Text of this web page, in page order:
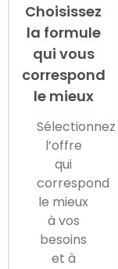
Choisissez
la formule
qui vous
correspond
le mieux
Sélectionnez
l’offre
qui
correspond
le mieux
à vos
besoins
et à